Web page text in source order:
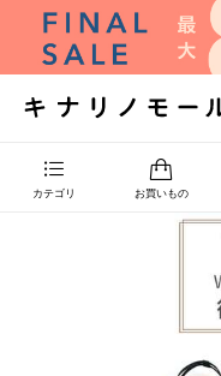
カテゴリ お買いもの